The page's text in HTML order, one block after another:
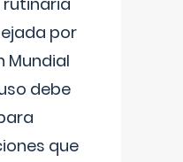
por
Mundial
debe
que